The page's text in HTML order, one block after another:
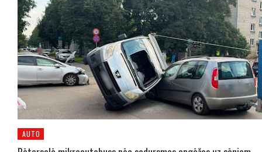
AUTO